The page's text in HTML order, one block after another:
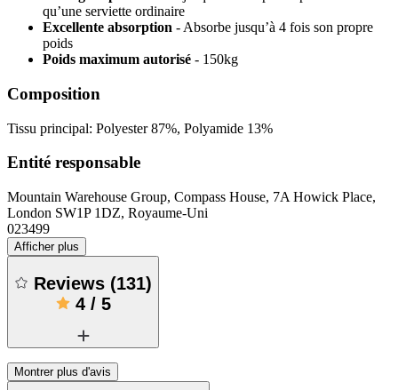
qu’une serviette ordinaire
Excellente absorption - Absorbe jusqu’à 4 fois son propre
poids
Poids maximum autorisé - 150kg
Composition
Tissu principal: Polyester 87%, Polyamide 13%
Entité responsable
Mountain Warehouse Group, Compass House, 7A Howick Place,
London SW1P 1DZ, Royaume-Uni
023499
Afficher plus
Reviews (131)
4/ 5
Montrer plus d'avis